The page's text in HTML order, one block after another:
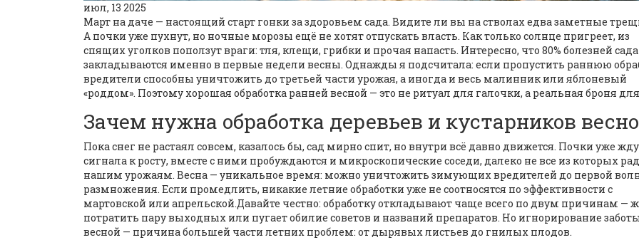
июл, 13 2025
Март на даче — настоящий старт гонки за здоровьем сада. Видите ли вы на стволах едва заметные
А почки уже пухнут, но ночные морозы ещё не хотят отпускать власть. Как только солнце пригреет, из
спящих уголков поползут враги: тля, клещи, грибки и прочая напасть. Интересно, что 80% болезней сада
закладываются именно в первые недели весны. Однажды я подсчитала: если пропустить раннюю
вредители способны уничтожить до третьей части урожая, а иногда и весь малинник или яблоневый
«роддом». Поэтому хорошая обработка ранней весной — это не ритуал для галочки, а реальная броня
Зачем нужна обработка деревьев и кустарников
Пока снег не растаял совсем, казалось бы, сад мирно спит, но внутри всё давно движется. Почки уже
сигнала к росту, вместе с ними пробуждаются и микроскопические соседи, далеко не все из которых
нашим урожаям. Весна — уникальное время: можно уничтожить зимующих вредителей до первой
размножения. Если промедлить, никакие летние обработки уже не соотносятся по эффективности с
мартовской или апрельской.Давайте честно: обработку откладывают чаще всего по двум причинам —
потратить пару выходных или пугает обилие советов и названий препаратов. Но игнорирование
весной — причина большей части летних проблем: от дырявых листьев до гнилых плодов.